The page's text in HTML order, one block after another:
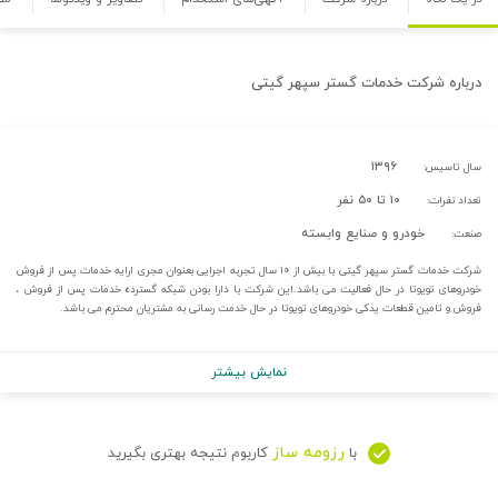
درباره شرکت خدمات گستر سپهر گیتی
سال تاسیس: ۱۳۹۶
تعداد نفرات: ۱۰ تا ۵۰ نفر
صنعت: خودرو و صنایع وابسته
شرکت خدمات گستر سپهر گیتی با بیش از ۱۰ سال تجربه اجرایی بعنوان مجری ارایه خدمات پس از فروش
خودروهای تویوتا در حال فعالیت می باشد.این شرکت با دارا بودن شبکه گسترده خدمات پس از فروش ،
فروش و تامین قطعات یدکی خودروهای تویوتا در حال خدمت رسانی به مشتریان محترم می باشد.
نمایش بیشتر
با رزومه ساز کاربوم نتیجه بهتری بگیرید